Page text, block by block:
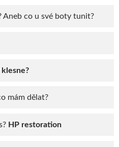
Aneb co u své boty tunit?
mám dělat?
HP restoration